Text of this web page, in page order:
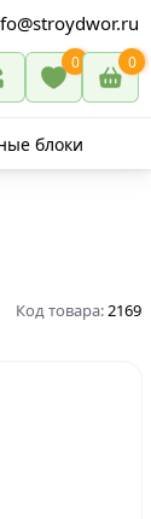
0 0
блоки
Код товара:2169